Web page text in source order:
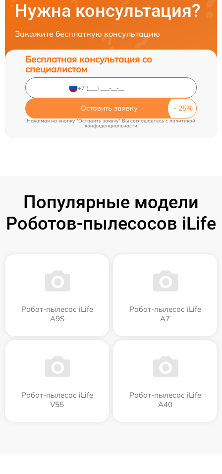
Нужна консультация?
Закажите бесплатную консультацию
Бесплатная консультация со
специалистом
Оставить заявку
Нажимая на кнопку "Оставить заявку" Вы соглашаетесь c политикой
конфиденциальности
Популярные модели
Роботов-пылесосов iLife
Робот-пылесос iLife
A9S
Робот-пылесос iLife
A7
Робот-пылесос iLife
V55
Робот-пылесос iLife
A40